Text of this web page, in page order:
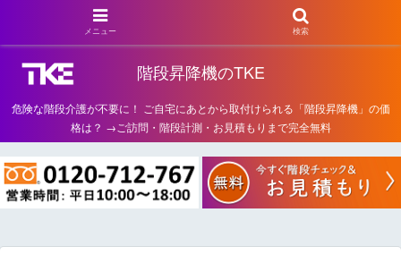
階段昇降機のTKE
危険な階段介護が不要に！ ご自宅にあとから取付けられる「階段昇降機」の価
格は？ →ご訪問・階段計測・お見積もりまで完全無料
メニュー 検索